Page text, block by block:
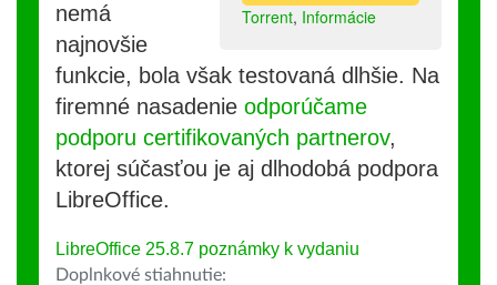
Torrent, Informácie
nemá
najnovšie
funkcie, bola však testovaná dlhšie. Na
firemné nasadenie odporúčame
podporu certifikovaných partnerov,
ktorej súčasťou je aj dlhodobá podpora
LibreOffice.
LibreOffice 25.8.7 poznámky k vydaniu
Doplnkové stiahnutie: